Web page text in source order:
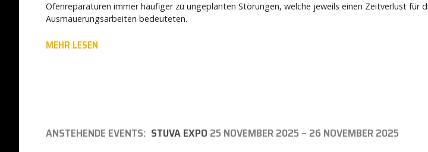
Ofenreparaturen immer häufiger zu ungeplanten Störungen, welche jeweils einen Zeitverlust für
Ausmauerungsarbeiten bedeuteten.
MEHR LESEN
ANSTEHENDE EVENTS: STUVA EXPO 25 NOVEMBER 2025 – 26 NOVEMBER 2025